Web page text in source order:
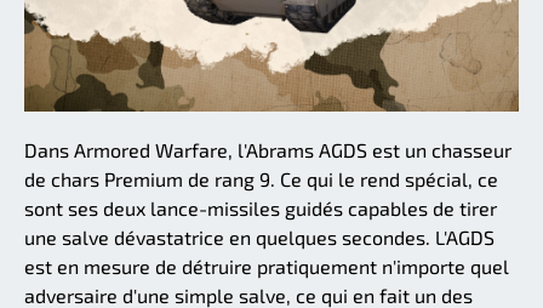
Dans Armored Warfare, l'Abrams AGDS est un chasseur
de chars Premium de rang 9. Ce qui le rend spécial, ce
sont ses deux lance-missiles guidés capables de tirer
une salve dévastatrice en quelques secondes. L'AGDS
est en mesure de détruire pratiquement n'importe quel
adversaire d'une simple salve, ce qui en fait un des